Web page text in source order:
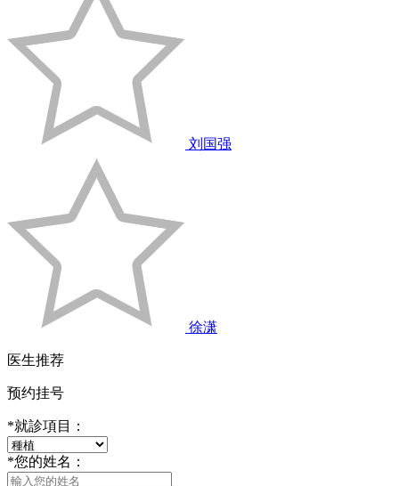
刘国强
徐潇
医生推荐
预约挂号
*就診項目：
*您的姓名：